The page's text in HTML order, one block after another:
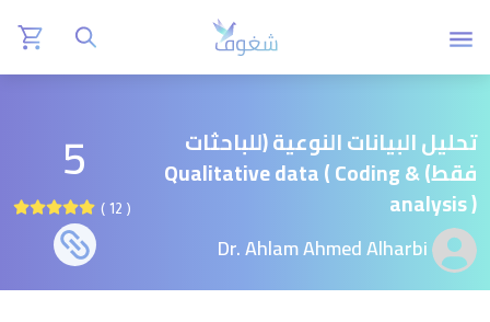
تحليل البيانات النوعية (للباحثات
فقط) Qualitative data ( Coding &
analysis )
Dr. Ahlam Ahmed Alharbi
5
( 12 )